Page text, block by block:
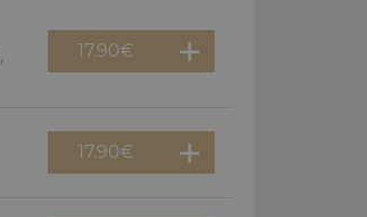
17.90€
17.90€